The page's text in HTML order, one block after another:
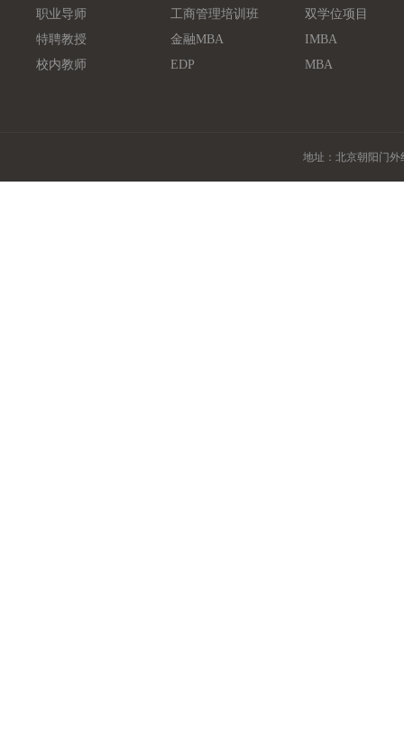
职业导师
工商管理培训班
双学位项目
特聘教授
金融MBA
IMBA
校内教师
EDP MBA
地址：北京朝阳门